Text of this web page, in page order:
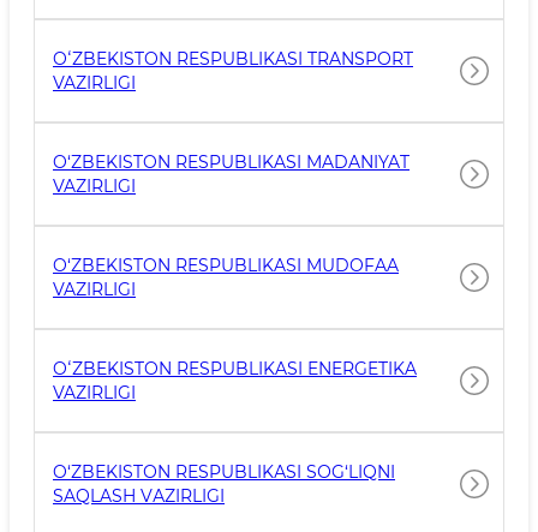
OʻZBEKISTON RESPUBLIKASI TRANSPORT
VAZIRLIGI
O‘ZBEKISTON RESPUBLIKASI MADANIYAT
VAZIRLIGI
O‘ZBEKISTON RESPUBLIKASI MUDOFAA
VAZIRLIGI
OʻZBEKISTON RESPUBLIKASI ENERGETIKA
VAZIRLIGI
O‘ZBЕKISTОN RЕSPUBLIKАSI SОG‘LIQNI
SAQLASH VАZIRLIGI